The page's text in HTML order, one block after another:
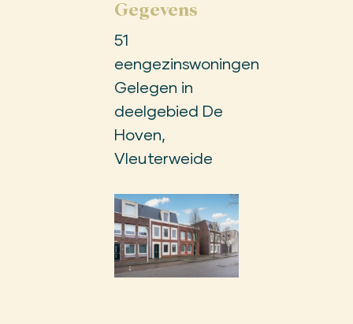
Gegevens
51
eengezinswoningen
Gelegen in
deelgebied De
Hoven,
Vleuterweide